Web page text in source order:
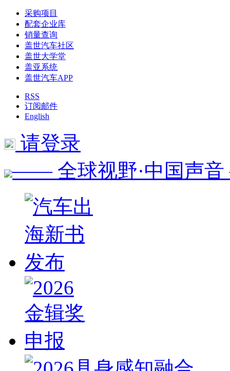
采购项目
配套企业库
销量查询
盖世汽车社区
盖世大学堂
盖亚系统
盖世汽车APP
RSS
订阅邮件
English
请登录
—— 全球视野·中国声